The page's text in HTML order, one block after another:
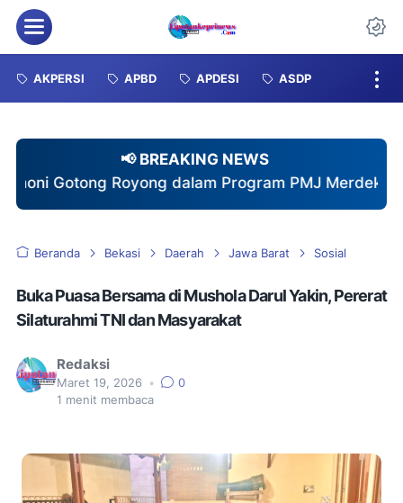
Menu
AKPERSI APBD APDESI ASDP
📢 BREAKING NEWS
dalam Program PMJ Merdeka Bersama
Beranda Bekasi Daerah Jawa Barat Sosial
Buka Puasa Bersama di Mushola Darul Yakin, Pererat
Silaturahmi TNI dan Masyarakat
Redaksi
Maret 19, 2026 •
0
1 menit membaca